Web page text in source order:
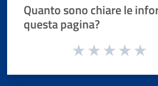
Quanto sono chiare le
questa pagina?
Valuta da 1 a 5 stelle la pagina